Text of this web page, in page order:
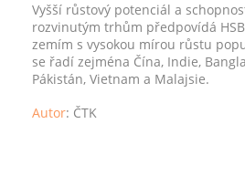
Vyšší růstový potenciál a
rozvinutým trhům předpovídá
zemím s vysokou mírou růstu
se řadí zejména Čína, Indie,
Pákistán, Vietnam a Malajsie.
Autor: ČTK